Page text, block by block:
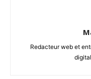
Redacteur web et